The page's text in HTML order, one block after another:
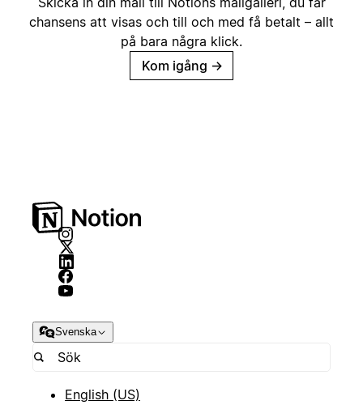
chansens att visas och till och med få betalt – allt
på bara några klick.
Kom igång →
Svenska
English (US)